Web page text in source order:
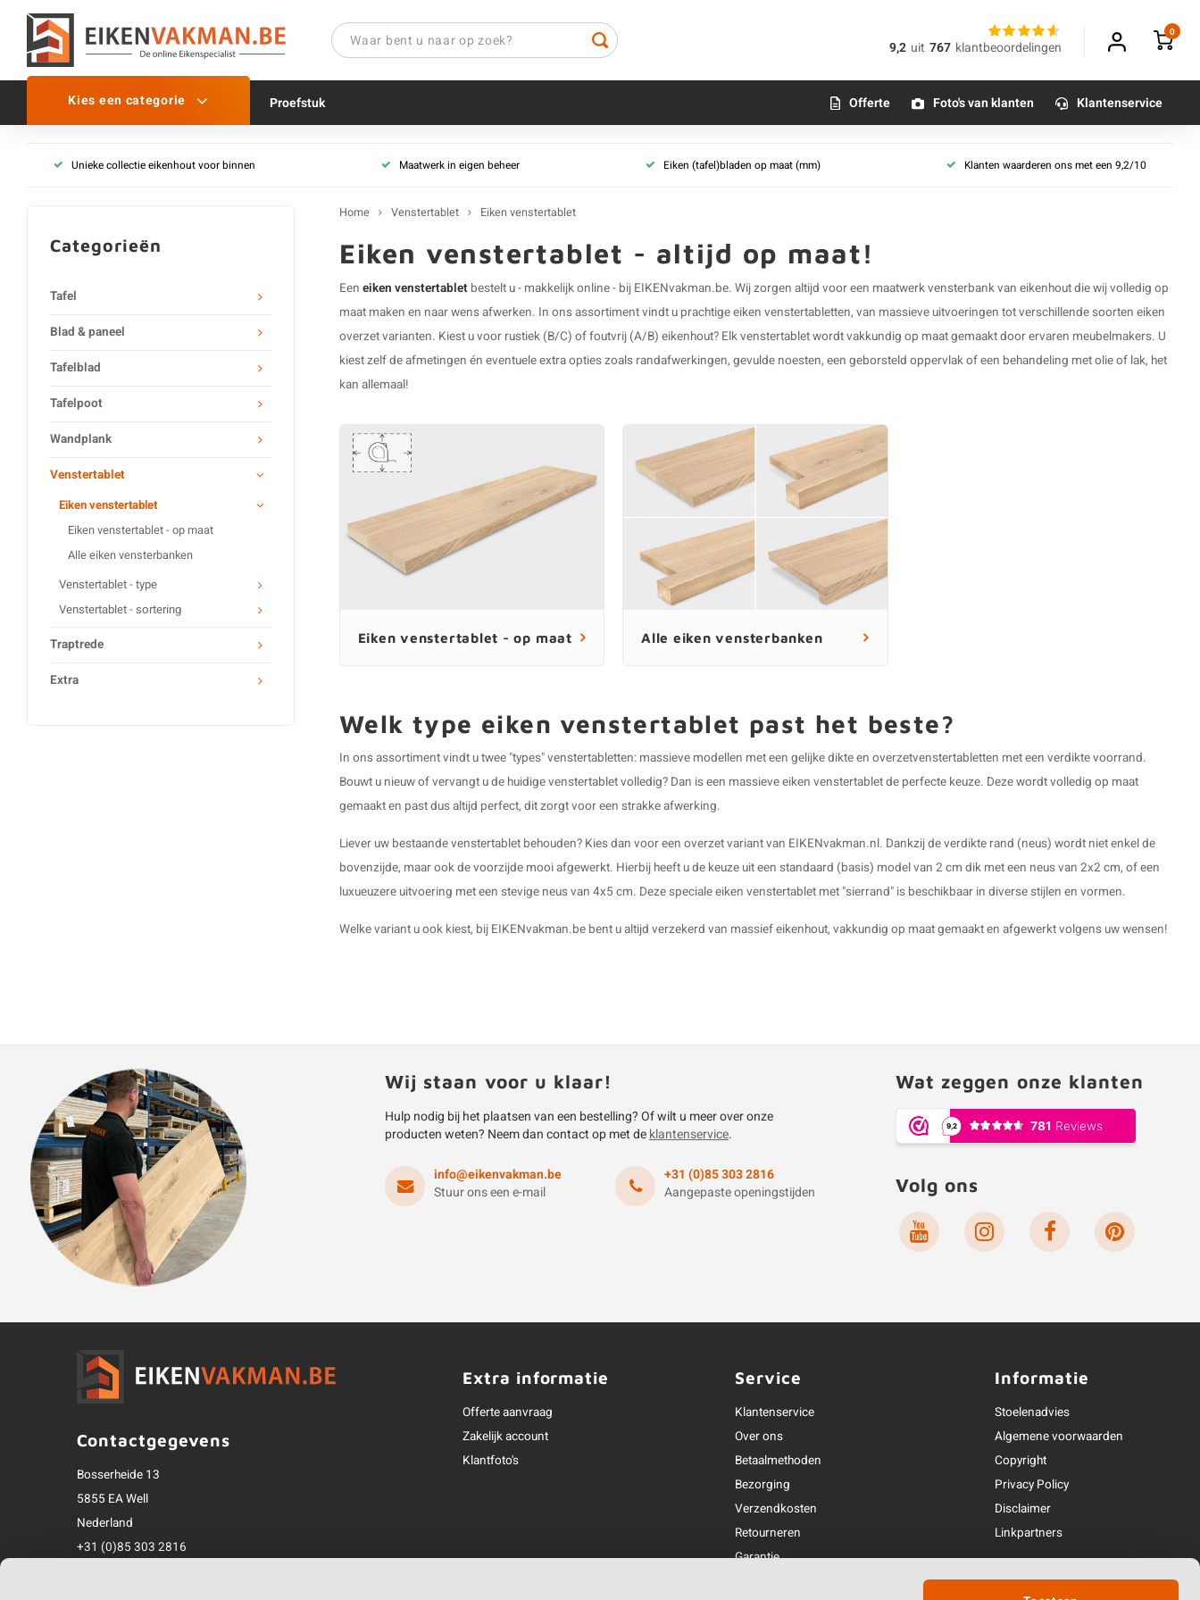
9,2 uit 767 klantbeoordelingen
0
Kies een categorie
Alle eiken vensterbanken
Eiken overzet venstertablet
Venstertablet - sortering
Proefstuk Offerte Foto's van klanten Klantenservice
Unieke collectie eikenhout voor binnen Maatwerk in eigen beheer Eiken (tafel)bladen op maat (mm) Klanten waarderen ons met een 9,2/10
Categorieën
Tafel
Blad & paneel
Tafelblad
Tafelpoot
Wandplank
Venstertablet
Eiken venstertablet
Eiken venstertablet - op maat
Alle eiken vensterbanken
Venstertablet - type
Venstertablet - sortering
Traptrede
Extra
Home Venstertablet Eiken venstertablet
Eiken venstertablet - altijd op maat!
Een eiken venstertablet bestelt u - makkelijk online - bij EIKENvakman.be. Wij zorgen altijd voor een maatwerk vensterbank van eikenhout die wij volledig op
maat maken en naar wens afwerken. In ons assortiment vindt u prachtige eiken venstertabletten, van massieve uitvoeringen tot verschillende soorten eiken
overzet varianten. Kiest u voor rustiek (B/C) of foutvrij (A/B) eikenhout? Elk venstertablet wordt vakkundig op maat gemaakt door ervaren meubelmakers. U
kiest zelf de afmetingen én eventuele extra opties zoals randafwerkingen, gevulde noesten, een geborsteld oppervlak of een behandeling met olie of lak, het
kan allemaal!
Eiken venstertablet - op maat Alle eiken vensterbanken
Welk type eiken venstertablet past het beste?
In ons assortiment vindt u twee "types" venstertabletten: massieve modellen met een gelijke dikte en overzetvenstertabletten met een verdikte voorrand.
Bouwt u nieuw of vervangt u de huidige venstertablet volledig? Dan is een massieve eiken venstertablet de perfecte keuze. Deze wordt volledig op maat
gemaakt en past dus altijd perfect, dit zorgt voor een strakke afwerking.
Liever uw bestaande venstertablet behouden? Kies dan voor een overzet variant van EIKENvakman.nl. Dankzij de verdikte rand (neus) wordt niet enkel de
bovenzijde, maar ook de voorzijde mooi afgewerkt. Hierbij heeft u de keuze uit een standaard (basis) model van 2 cm dik met een neus van 2x2 cm, of een
luxueuzere uitvoering met een stevige neus van 4x5 cm. Deze speciale eiken venstertablet met "sierrand" is beschikbaar in diverse stijlen en vormen.
Welke variant u ook kiest, bij EIKENvakman.be bent u altijd verzekerd van massief eikenhout, vakkundig op maat gemaakt en afgewerkt volgens uw wensen!
Wij staan voor u klaar!
Hulp nodig bij het plaatsen van een bestelling? Of wilt u meer over onze
producten weten? Neem dan contact op met deklantenservice.
info@eikenvakman.be
Stuur ons een e-mail
+31 (0)85 303 2816
Aangepaste openingstijden
Wat zeggen onze klanten
Volg ons
Contactgegevens
Bosserheide 13
5855 EA Well
Nederland
+31 (0)85 303 2816
Extra informatie
Offerte aanvraag
Zakelijk account
Klantfoto's
Service
Klantenservice
Over ons
Betaalmethoden
Bezorging
Verzendkosten
Retourneren
Garantie
Informatie
Stoelenadvies
Algemene voorwaarden
Copyright
Privacy Policy
Disclaimer
Linkpartners